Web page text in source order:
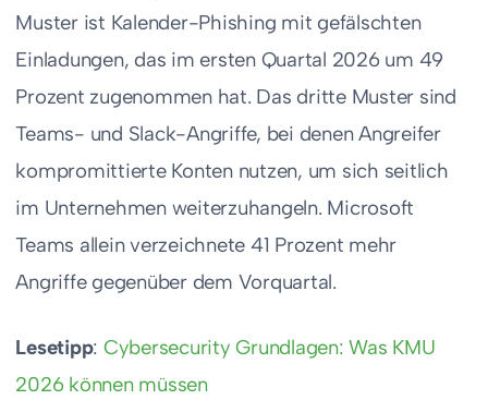
Muster ist Kalender-Phishing mit gefälschten
Einladungen, das im ersten Quartal 2026 um 49
Prozent zugenommen hat. Das dritte Muster sind
Teams- und Slack-Angriffe, bei denen Angreifer
kompromittierte Konten nutzen, um sich seitlich
im Unternehmen weiterzuhangeln. Microsoft
Teams allein verzeichnete 41 Prozent mehr
Angriffe gegenüber dem Vorquartal.
Lesetipp: Cybersecurity Grundlagen: Was KMU
2026 können müssen